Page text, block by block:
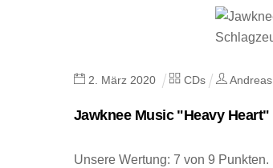
2 März 2020 CDs Andreas
Jawknee Music "Heavy Heart"
Unsere Wertung: 7 von 9 Punkten.